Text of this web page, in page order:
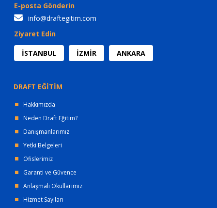
E-posta Gönderin
info@draftegitim.com
Ziyaret Edin
İSTANBUL İZMİR ANKARA
DRAFT EĞİTİM
Hakkımızda
Neden Draft Eğitim?
Danışmanlarımız
Yetki Belgeleri
Ofislerimiz
Garanti ve Güvence
Anlaşmalı Okullarımız
Hizmet Sayıları